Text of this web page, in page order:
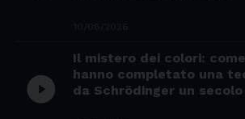
play_circle_filled
Il mistero dei colori:
hanno completato una
da Schrödinger un